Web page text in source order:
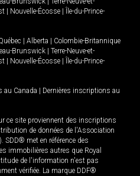
Nouvelle-Écosse
Île-du-Prince-
Alberta
Colombie-Britannique
Brunswick
Terre-Neuve-et-
Nouvelle-Écosse
Île-du-Prince-
au Canada
Dernières inscriptions au
ce site proviennent des inscriptions
de données de l'Association
SDD® met en référence des
immobilières autres que Royal
de l'information n'est pas
vérifiée. La marque DDF®